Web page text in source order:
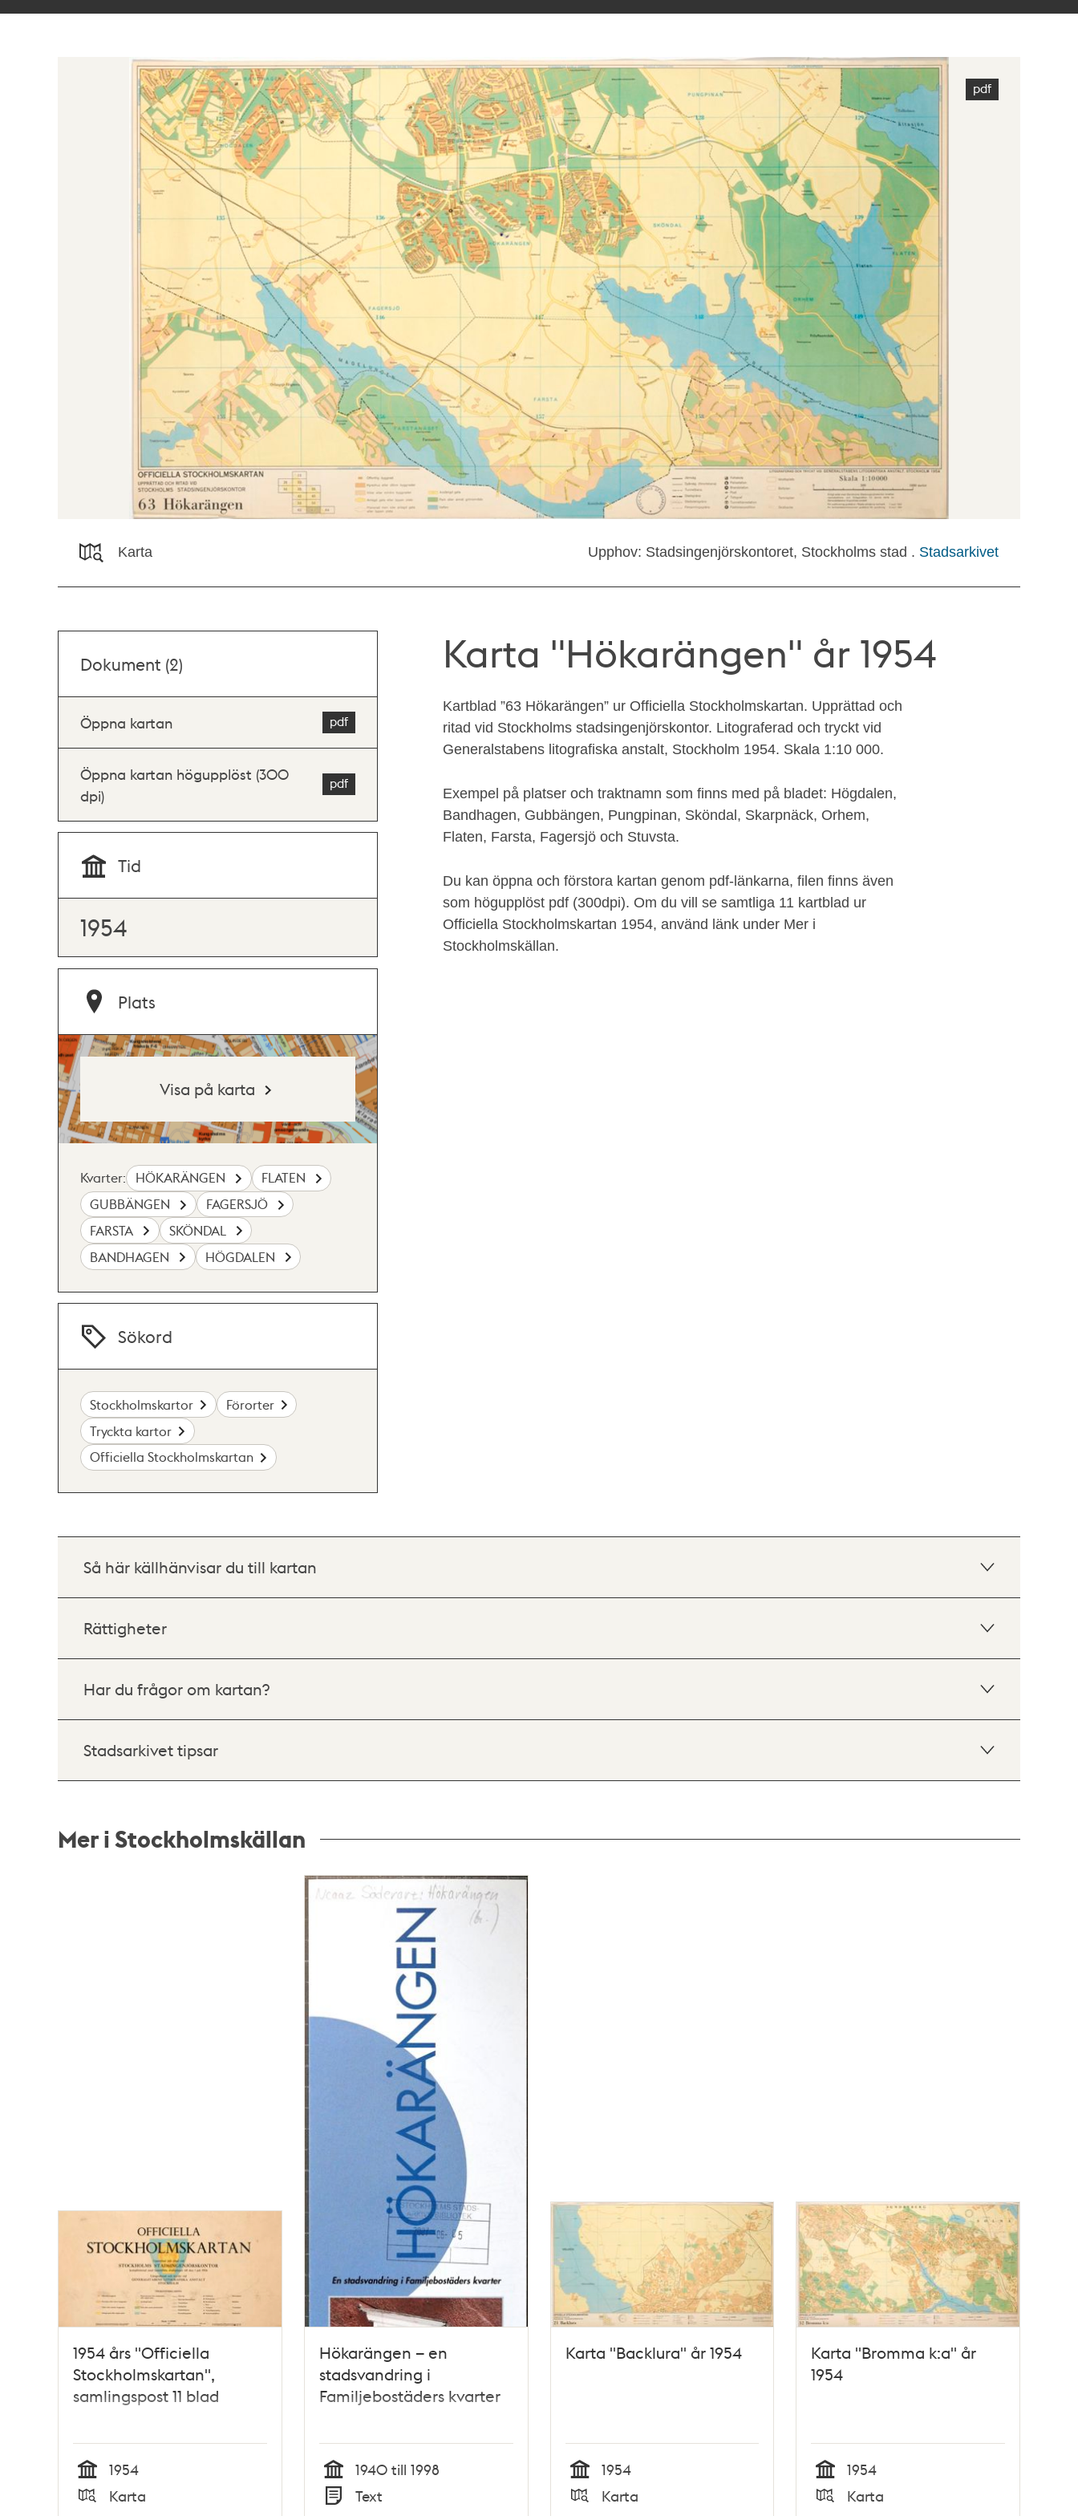
Karta Upphov: Stadsingenjörskontoret, Stockholms stad . Stadsarkivet
Karta "Hökarängen" år 1954
Kartblad ”63 Hökarängen” ur Officiella Stockholmskartan. Upprättad och
ritad vid Stockholms stadsingenjörskontor. Litograferad och tryckt vid
Generalstabens litografiska anstalt, Stockholm 1954. Skala 1:10 000.
Exempel på platser och traktnamn som finns med på bladet: Högdalen,
Bandhagen, Gubbängen, Pungpinan, Sköndal, Skarpnäck, Orhem,
Flaten, Farsta, Fagersjö och Stuvsta.
Du kan öppna och förstora kartan genom pdf-länkarna, filen finns även
som högupplöst pdf (300dpi). Om du vill se samtliga 11 kartblad ur
Officiella Stockholmskartan 1954, använd länk under Mer i
Stockholmskällan.
Dokument (2)
Öppna kartan
Öppna kartan högupplöst (300
dpi)
Tid
1954
Plats
Visa på karta
Kvarter: HÖKARÄNGEN
FLATEN
GUBBÄNGEN
FAGERSJÖ
FARSTA
SKÖNDAL
BANDHAGEN
HÖGDALEN
Sökord
Stockholmskartor
Förorter
Tryckta kartor
Officiella Stockholmskartan
Så här källhänvisar du till kartan
Rättigheter
Har du frågor om kartan?
Stadsarkivet tipsar
Mer i Stockholmskällan
1954 års "Officiella
Stockholmskartan",
samlingspost 11 blad
Tid
1954
Karta
Hökarängen – en
stadsvandring i
Familjebostäders kvarter
Tid
1940 till 1998
Text
Karta "Backlura" år 1954
Tid
1954
Karta
Karta "Bromma k:a" år
1954
Tid
1954
Karta